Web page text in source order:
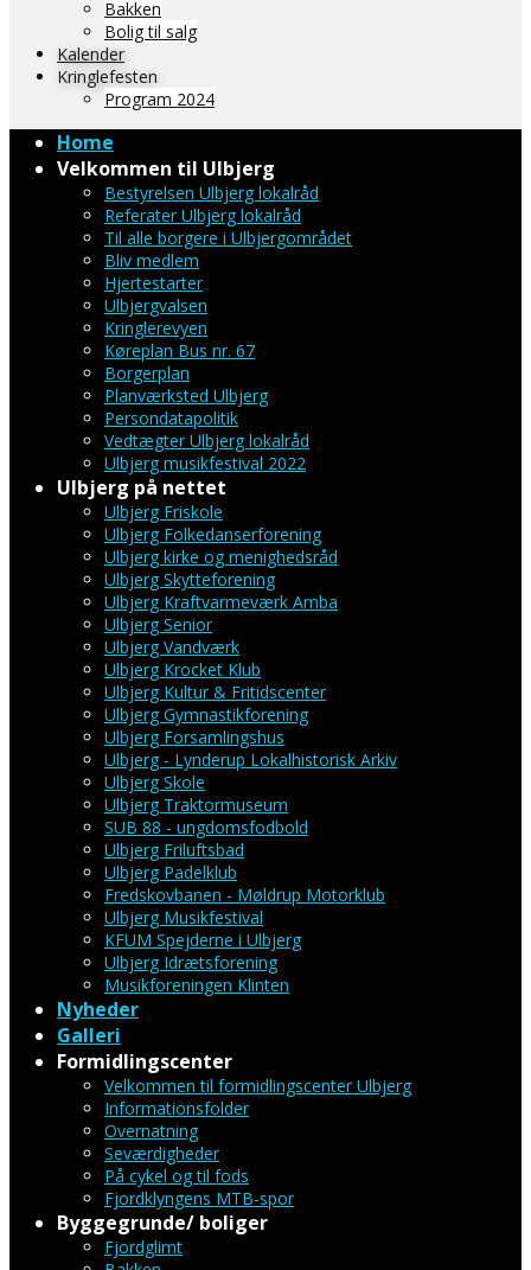
Bakken
Bolig til salg
Kalender
Kringlefesten
Program 2024
Home
Velkommen til Ulbjerg
Bestyrelsen Ulbjerg lokalråd
Referater Ulbjerg lokalråd
Til alle borgere i Ulbjergområdet
Bliv medlem
Hjertestarter
Ulbjergvalsen
Kringlerevyen
Køreplan Bus nr. 67
Borgerplan
Planværksted Ulbjerg
Persondatapolitik
Vedtægter Ulbjerg lokalråd
Ulbjerg musikfestival 2022
Ulbjerg på nettet
Ulbjerg Friskole
Ulbjerg Folkedanserforening
Ulbjerg kirke og menighedsråd
Ulbjerg Skytteforening
Ulbjerg Kraftvarmeværk Amba
Ulbjerg Senior
Ulbjerg Vandværk
Ulbjerg Krocket Klub
Ulbjerg Kultur & Fritidscenter
Ulbjerg Gymnastikforening
Ulbjerg Forsamlingshus
Ulbjerg - Lynderup Lokalhistorisk Arkiv
Ulbjerg Skole
Ulbjerg Traktormuseum
SUB 88 - ungdomsfodbold
Ulbjerg Friluftsbad
Ulbjerg Padelklub
Fredskovbanen - Møldrup Motorklub
Ulbjerg Musikfestival
KFUM Spejderne i Ulbjerg
Ulbjerg Idrætsforening
Musikforeningen Klinten
Nyheder
Galleri
Formidlingscenter
Velkommen til formidlingscenter Ulbjerg
Informationsfolder
Overnatning
Seværdigheder
På cykel og til fods
Fjordklyngens MTB-spor
Byggegrunde/ boliger
Fjordglimt